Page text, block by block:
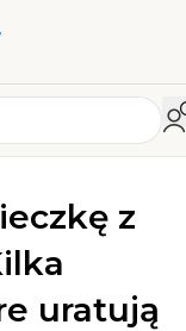
z
uratują